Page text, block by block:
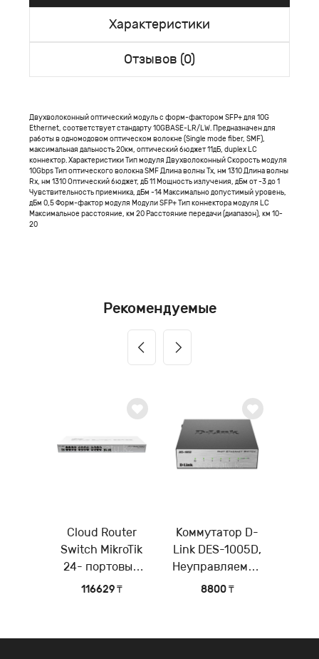
Характеристики
Отзывов (0)
Двухволоконный оптический модуль с форм-фактором SFP+ для 10G
Ethernet, соответствует стандарту 10GBASE-LR/LW. Предназначен для
работы в одномодовом оптическом волокне (Single mode fiber, SMF),
максимальная дальность 20км, оптический бюджет 11дБ, duplex LC
коннектор. Характеристики Тип модуля Двухволоконный Скорость модуля
10Gbps Тип оптического волокна SMF Длина волны Tx, нм 1310 Длина волны
Rx, нм 1310 Оптический бюджет, дБ 11 Мощность излучения, дБм от -3 до 1
Чувствительность приемника, дБм -14 Максимально допустимый уровень,
дБм 0,5 Форм-фактор модуля Модули SFP+ Тип коннектора модуля LC
Максимальное расстояние, км 20 Расстояние передачи (диапазон), км 10-
20
Рекомендуемые
Cloud Router
Switch MikroTik
24- портовый
управляемый
116629 ₸
Коммутатор D-
Link DES-1005D,
Неуправляемый
коммутатор с 5
8800 ₸